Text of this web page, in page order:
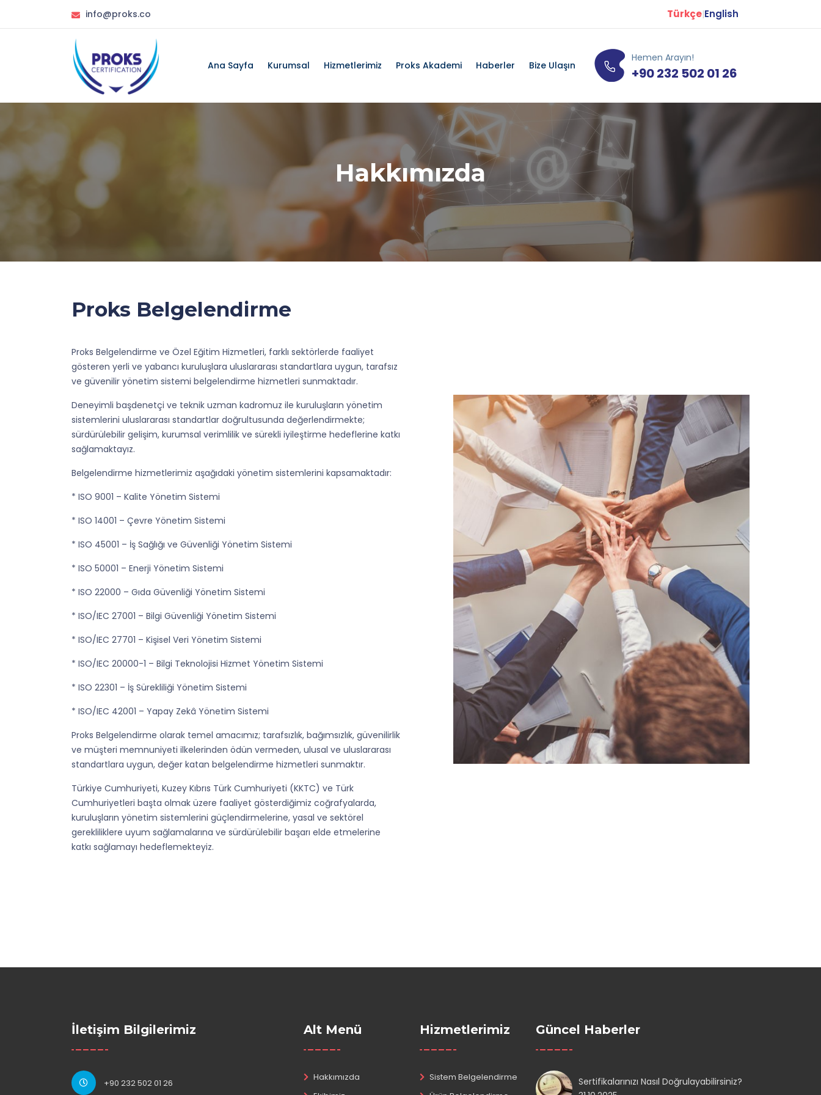
info@proks.co Türkçe|English
Ana Sayfa Kurumsal Hizmetlerimiz Proks Akademi Haberler Bize Ulaşın
Hemen Arayın!
+90 232 502 01 26
Hakkımızda
Proks Belgelendirme
Proks Belgelendirme ve Özel Eğitim Hizmetleri, farklı sektörlerde faaliyet
gösteren yerli ve yabancı kuruluşlara uluslararası standartlara uygun, tarafsız
ve güvenilir yönetim sistemi belgelendirme hizmetleri sunmaktadır.
Deneyimli başdenetçi ve teknik uzman kadromuz ile kuruluşların yönetim
sistemlerini uluslararası standartlar doğrultusunda değerlendirmekte;
sürdürülebilir gelişim, kurumsal verimlilik ve sürekli iyileştirme hedeflerine katkı
sağlamaktayız.
Belgelendirme hizmetlerimiz aşağıdaki yönetim sistemlerini kapsamaktadır:
* ISO 9001 – Kalite Yönetim Sistemi
* ISO 14001 – Çevre Yönetim Sistemi
* ISO 45001 – İş Sağlığı ve Güvenliği Yönetim Sistemi
* ISO 50001 – Enerji Yönetim Sistemi
* ISO 22000 – Gıda Güvenliği Yönetim Sistemi
* ISO/IEC 27001 – Bilgi Güvenliği Yönetim Sistemi
* ISO/IEC 27701 – Kişisel Veri Yönetim Sistemi
* ISO/IEC 20000-1 – Bilgi Teknolojisi Hizmet Yönetim Sistemi
* ISO 22301 – İş Sürekliliği Yönetim Sistemi
* ISO/IEC 42001 – Yapay Zekâ Yönetim Sistemi
Proks Belgelendirme olarak temel amacımız; tarafsızlık, bağımsızlık, güvenilirlik
ve müşteri memnuniyeti ilkelerinden ödün vermeden, ulusal ve uluslararası
standartlara uygun, değer katan belgelendirme hizmetleri sunmaktır.
Türkiye Cumhuriyeti, Kuzey Kıbrıs Türk Cumhuriyeti (KKTC) ve Türk
Cumhuriyetleri başta olmak üzere faaliyet gösterdiğimiz coğrafyalarda,
kuruluşların yönetim sistemlerini güçlendirmelerine, yasal ve sektörel
gerekliliklere uyum sağlamalarına ve sürdürülebilir başarı elde etmelerine
katkı sağlamayı hedeflemekteyiz.
İletişim Bilgilerimiz
+90 232 502 01 26
Alt Menü
Hakkımızda
Hizmetlerimiz
Sistem Belgelendirme
Güncel Haberler
Sertifikalarınızı Nasıl Doğrulayabilirsiniz?